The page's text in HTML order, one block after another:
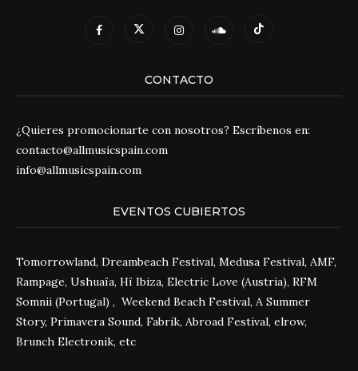
CONTACTO
¿Quieres promocionarte con nosotros? Escríbenos en:
contacto@allmusicspain.com
info@allmusicspain.com
EVENTOS CUBIERTOS
Tomorrowland, Dreambeach Festival, Medusa Festival, AMF,
Rampage, Ushuaïa, Hï Ibiza, Electric Love (Austria), RFM
Somnii (Portugal) , Weekend Beach Festival, A Summer
Story, Primavera Sound, Fabrik, Abroad Festival, elrow,
Brunch Electronik, etc